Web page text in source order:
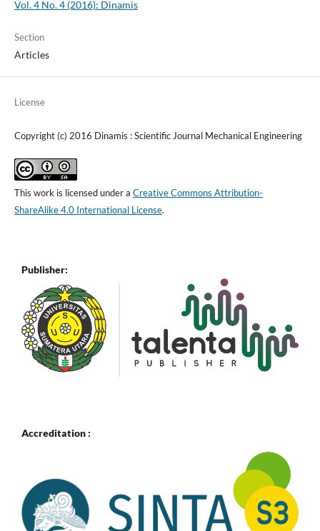
Vol. 4 No. 4 (2016): Dinamis
Section
Articles
License
Copyright (c) 2016 Dinamis : Scientific Journal Mechanical Engineering
This work is licensed under a Creative Commons Attribution-
ShareAlike 4.0 International License.
Publisher:
Accreditation :